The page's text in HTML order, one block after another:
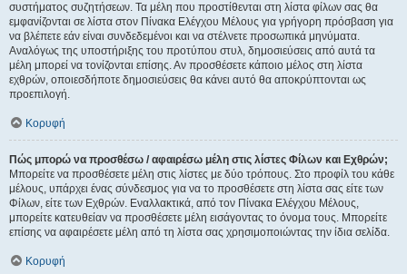
συστήματος συζητήσεων. Τα μέλη που προστίθενται στη λίστα φίλων σας θα
εμφανίζονται σε λίστα στον Πίνακα Ελέγχου Μέλους για γρήγορη πρόσβαση για
να βλέπετε εάν είναι συνδεδεμένοι και να στέλνετε προσωπικά μηνύματα.
Αναλόγως της υποστήριξης του προτύπου στυλ, δημοσιεύσεις από αυτά τα
μέλη μπορεί να τονίζονται επίσης. Αν προσθέσετε κάποιο μέλος στη λίστα
εχθρών, οποιεσδήποτε δημοσιεύσεις θα κάνει αυτό θα αποκρύπτονται ως
προεπιλογή.
Κορυφή
Πώς μπορώ να προσθέσω / αφαιρέσω μέλη στις λίστες Φίλων και Εχθρών;
Μπορείτε να προσθέσετε μέλη στις λίστες με δύο τρόπους. Στο προφίλ του κάθε
μέλους, υπάρχει ένας σύνδεσμος για να το προσθέσετε στη λίστα σας είτε των
Φίλων, είτε των Εχθρών. Εναλλακτικά, από τον Πίνακα Ελέγχου Μέλους,
μπορείτε κατευθείαν να προσθέσετε μέλη εισάγοντας το όνομα τους. Μπορείτε
επίσης να αφαιρέσετε μέλη από τη λίστα σας χρησιμοποιώντας την ίδια σελίδα.
Κορυφή